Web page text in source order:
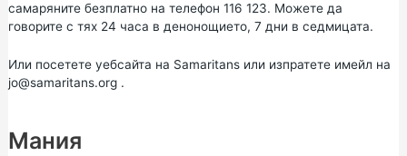
самаряните безплатно на телефон 116 123. Можете да
говорите с тях 24 часа в денонощието, 7 дни в седмицата.
Или посетете уебсайта на Samaritansили изпратете имейл на
jo@samaritans.org.
Мания